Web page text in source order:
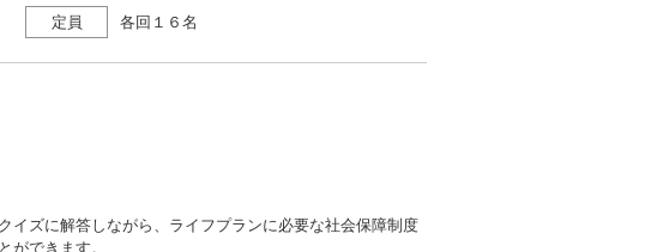
定員 各回１６名
イズに解答しながら、ライフプランに必要な社会保障制度
ができます。